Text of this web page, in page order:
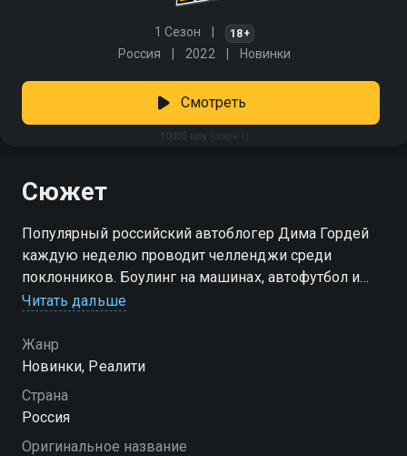
1 Сезон 18+
Россия 2022 Новинки
1000$ шоу (сезон 1)
Смотреть
Сюжет
Популярный российский автоблогер Дима Гордей
каждую неделю проводит челленджи среди
поклонников. Боулинг на машинах, автофутбол и
пейнтбол на тачках – эти и другие испытания Дима
гарантированно получит 1000$!
Посмотреть онлайн 1 сезон сериала 1000$ шоу вы
можете совершенно бесплатно в хорошем HD
Читать дальше
Жанр
Новинки, Реалити
Страна
Россия
Оригинальное название